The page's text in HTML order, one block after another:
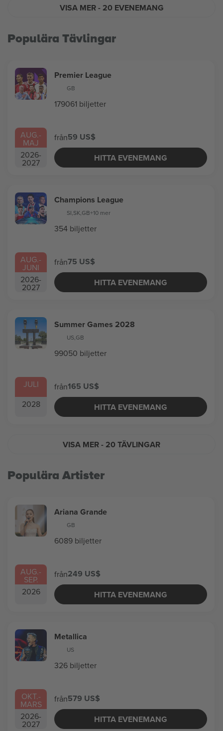
VISA MER- 20 EVENEMANG
Populära Tävlingar
AUG.-
MAJ
2026-
2027
Premier League
GB
179061 biljetter
från59 US$
HITTA EVENEMANG
AUG.-
JUNI
2026-
2027
Champions League
SI,SK,GB+10 mer
354 biljetter
från75 US$
HITTA EVENEMANG
JULI
2028
Summer Games 2028
US,GB
99050 biljetter
från165 US$
HITTA EVENEMANG
VISA MER- 20 TÄVLINGAR
Populära Artister
AUG.-
SEP.
2026
Ariana Grande
GB
6089 biljetter
från249 US$
HITTA EVENEMANG
OKT.-
MARS
2026-
2027
Metallica
US
326 biljetter
från579 US$
HITTA EVENEMANG